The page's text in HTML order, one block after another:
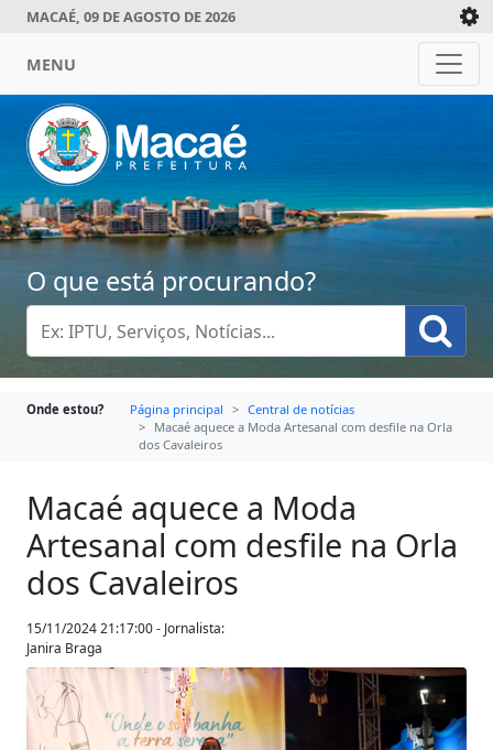
MACAÉ, 09 DE AGOSTO DE 2026
MENU
O que está procurando?
Onde estou? Página principal
Central de notícias
Macaé aquece a Moda Artesanal com desfile na Orla
dos Cavaleiros
Macaé aquece a Moda
Artesanal com desfile na Orla
dos Cavaleiros
15/11/2024 21:17:00 - Jornalista:
Janira Braga